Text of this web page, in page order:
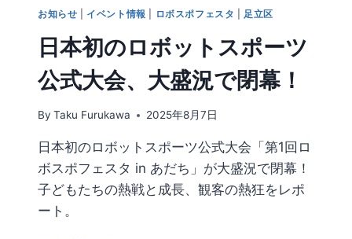
お知らせ イベント情報 ロボスポフェスタ 足立区
日本初のロボットスポーツ
公式大会、大盛況で閉幕！
By Taku Furukawa 2025年8月7日
日本初のロボットスポーツ公式大会「第1回ロ
ボスポフェスタ in あだち」が大盛況で閉幕！
子どもたちの熱戦と成長、観客の熱狂をレポ
ート。